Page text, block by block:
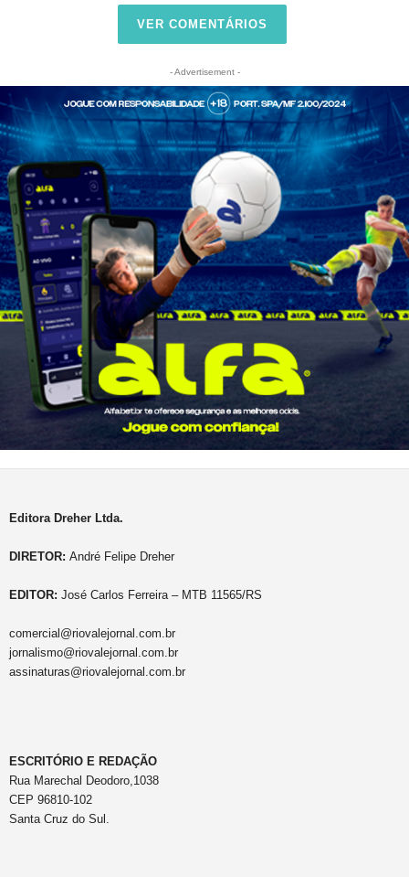
VER COMENTÁRIOS
- Advertisement -
Editora Dreher Ltda.
DIRETOR: André Felipe Dreher
EDITOR: José Carlos Ferreira – MTB 11565/RS
comercial@riovalejornal.com.br
jornalismo@riovalejornal.com.br
assinaturas@riovalejornal.com.br
ESCRITÓRIO E REDAÇÃO
Rua Marechal Deodoro,1038
CEP 96810-102
Santa Cruz do Sul.